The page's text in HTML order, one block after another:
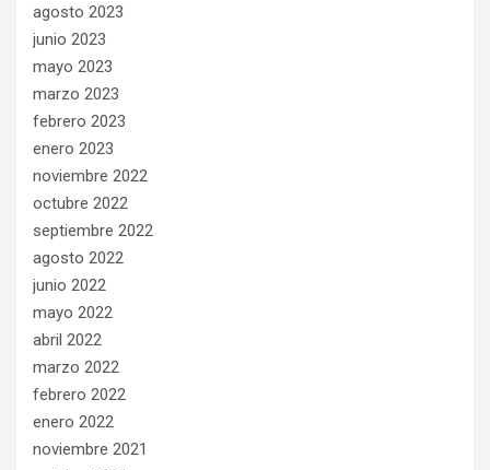
agosto 2023
junio 2023
mayo 2023
marzo 2023
febrero 2023
enero 2023
noviembre 2022
octubre 2022
septiembre 2022
agosto 2022
junio 2022
mayo 2022
abril 2022
marzo 2022
febrero 2022
enero 2022
noviembre 2021